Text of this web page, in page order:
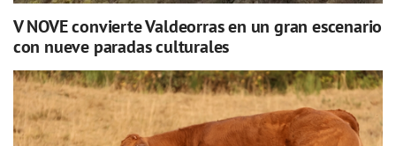
V NOVE convierte Valdeorras en un gran escenario
con nueve paradas culturales